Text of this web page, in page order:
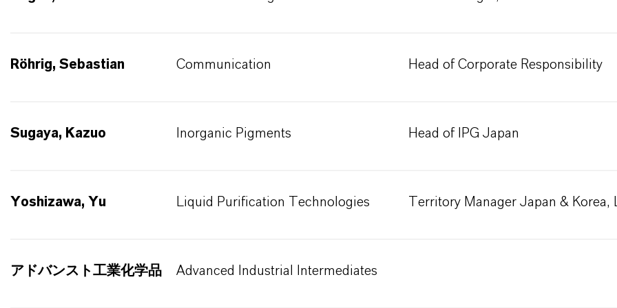
Röhrig, Sebastian Communication Head of Corporate Responsibility
Sugaya, Kazuo Inorganic Pigments Head of IPG Japan
Yoshizawa, Yu Liquid Purification Technologies Territory Manager Japan & Korea,
アドバンスト工業化学品 Advanced Industrial Intermediates